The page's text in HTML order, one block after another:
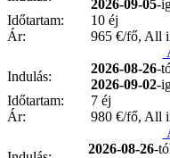
2026-09-05-
Időtartam:
10 éj
Ár:
965 €/fő, All
Indulás:
2026-08-26-
2026-09-02-
Időtartam:
7 éj
Ár:
980 €/fő, All
2026-08-26-